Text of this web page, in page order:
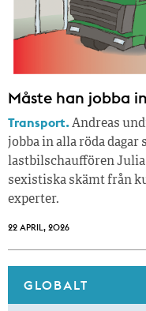
Måste han jobba
Transport.Andreas
jobba in alla röda
lastbilschauffören Julia
sexistiska skämt från
experter.
22 APRIL, 2026
GLOBALT